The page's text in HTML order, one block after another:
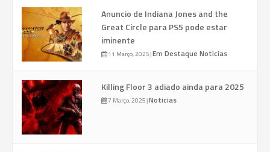
Anuncio de Indiana Jones and the
Great Circle para PS5 pode estar
iminente
11 Março, 2025|Em Destaque Noticias
Killing Floor 3 adiado ainda para 2025
7 Março, 2025|Noticias